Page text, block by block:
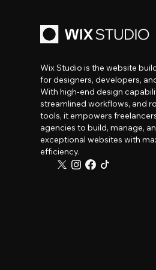
Wix Studio is the website
for designers, developers,
With high-end design
streamlined workflows, and
tools, it empowers
agencies to build, manage,
exceptional websites with
efficiency.